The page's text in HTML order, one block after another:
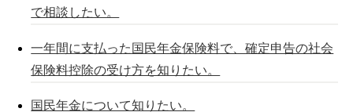
で相談したい。
一年間に支払った国民年金保険料で、確定申告の社会
保険料控除の受け方を知りたい。
国民年金について知りたい。